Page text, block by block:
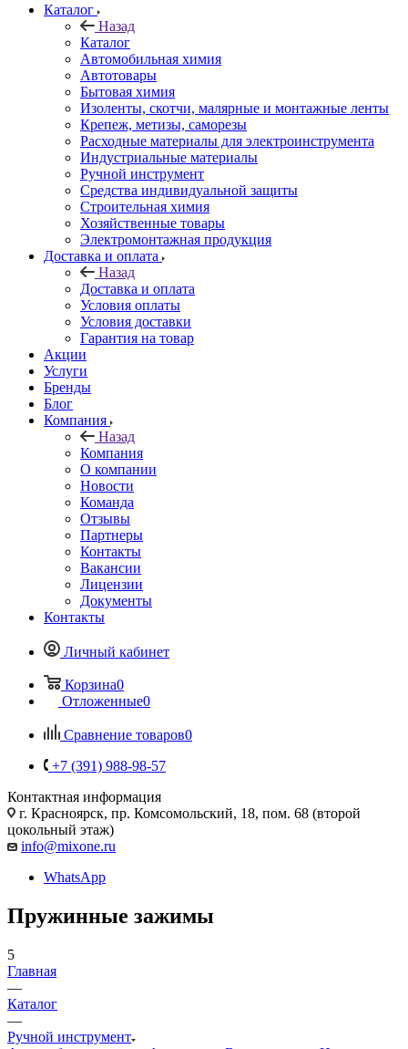
Каталог
Назад
Каталог
Автомобильная химия
Автотовары
Бытовая химия
Изоленты, скотчи, малярные и монтажные ленты
Крепеж, метизы, саморезы
Расходные материалы для электроинструмента
Индустриальные материалы
Ручной инструмент
Средства индивидуальной защиты
Строительная химия
Хозяйственные товары
Электромонтажная продукция
Доставка и оплата
Назад
Доставка и оплата
Условия оплаты
Условия доставки
Гарантия на товар
Акции
Услуги
Бренды
Блог
Компания
Назад
Компания
О компании
Новости
Команда
Отзывы
Партнеры
Контакты
Вакансии
Лицензии
Документы
Контакты
Личный кабинет
Корзина0
Отложенные0
Сравнение товаров0
+7 (391) 988-98-57
Контактная информация
г. Красноярск, пр. Комсомольский, 18, пом. 68 (второй
цокольный этаж)
info@mixone.ru
WhatsApp
Пружинные зажимы
5
Главная
—
Каталог
—
Ручной инструмент